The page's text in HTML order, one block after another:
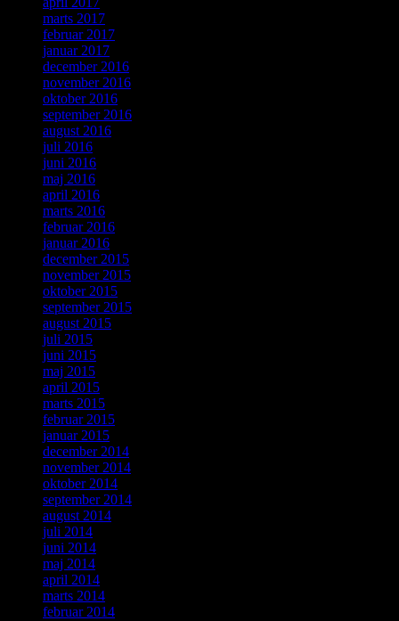
marts 2017
februar 2017
januar 2017
december 2016
november 2016
oktober 2016
september 2016
august 2016
juli 2016
juni 2016
maj 2016
april 2016
marts 2016
februar 2016
januar 2016
december 2015
november 2015
oktober 2015
september 2015
august 2015
juli 2015
juni 2015
maj 2015
april 2015
marts 2015
februar 2015
januar 2015
december 2014
november 2014
oktober 2014
september 2014
august 2014
juli 2014
juni 2014
maj 2014
april 2014
marts 2014
februar 2014